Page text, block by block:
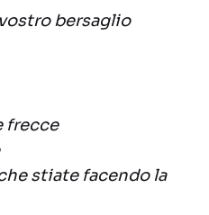
bersaglio
frecce
stiate facendo la